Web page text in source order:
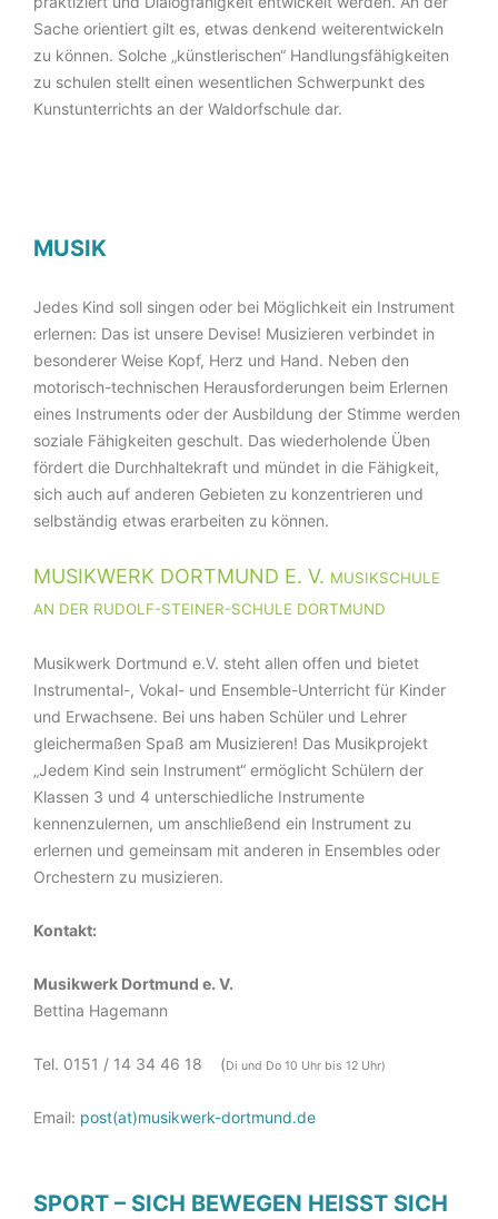
Sache orientiert gilt es, etwas denkend weiterentwickeln
zu können. Solche „künstlerischen“ Handlungsfähigkeiten
zu schulen stellt einen wesentlichen Schwerpunkt des
Kunstunterrichts an der Waldorfschule dar.
MUSIK
Jedes Kind soll singen oder bei Möglichkeit ein Instrument
erlernen: Das ist unsere Devise! Musizieren verbindet in
besonderer Weise Kopf, Herz und Hand. Neben den
motorisch-technischen Herausforderungen beim Erlernen
eines Instruments oder der Ausbildung der Stimme werden
soziale Fähigkeiten geschult. Das wiederholende Üben
fördert die Durchhaltekraft und mündet in die Fähigkeit,
sich auch auf anderen Gebieten zu konzentrieren und
selbständig etwas erarbeiten zu können.
MUSIKWERK DORTMUND E. V. MUSIKSCHULE
AN DER RUDOLF-STEINER-SCHULE DORTMUND
Musikwerk Dortmund e.V. steht allen offen und bietet
Instrumental-, Vokal- und Ensemble-Unterricht für Kinder
und Erwachsene. Bei uns haben Schüler und Lehrer
gleichermaßen Spaß am Musizieren! Das Musikprojekt
„Jedem Kind sein Instrument“ ermöglicht Schülern der
Klassen 3 und 4 unterschiedliche Instrumente
kennenzulernen, um anschließend ein Instrument zu
erlernen und gemeinsam mit anderen in Ensembles oder
Orchestern zu musizieren.
Kontakt:
Musikwerk Dortmund e. V.
Bettina Hagemann
Tel. 0151 / 14 34 46 18 (Di und Do 10 Uhr bis 12 Uhr)
Email: post(at)musikwerk-dortmund.de
SPORT – SICH BEWEGEN HEISST SICH